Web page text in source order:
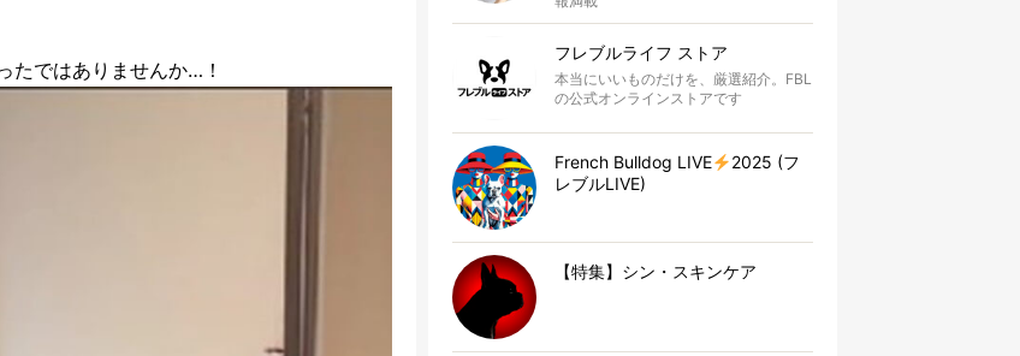
たではありませんか…！
フレブルライフ ストア
本当にいいものだけを、厳選紹介。FBL
の公式オンラインストアです
French Bulldog LIVE
2025 (フ
レブルLIVE)
【特集】シン・スキンケア